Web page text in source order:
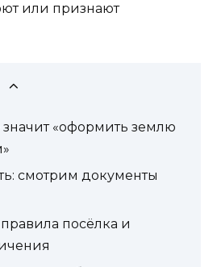
или признают
«оформить землю
смотрим документы
посёлка и